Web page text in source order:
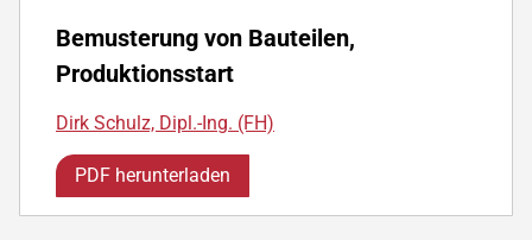
Bemusterung von Bauteilen,
Produktionsstart
Dirk Schulz, Dipl.-Ing. (FH)
PDF herunterladen